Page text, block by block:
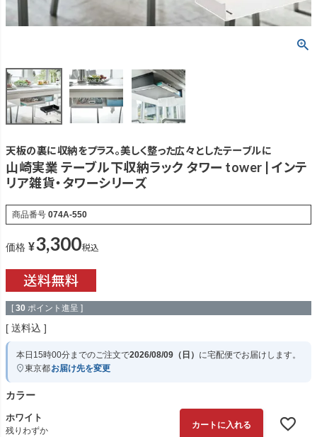
天板の裏に収納をプラス。美しく整った広々としたテーブルに
山崎実業 テーブル下収納ラック タワー tower | インテ
リア雑貨・タワーシリーズ
商品番号 074A-550
価格 ¥3,300税込
[ 30 ポイント進呈 ]
送料込
本日 15時00分までのご注文で2026/08/09（日） に宅配便でお届けします。
東京都お届け先を変更
カラー
ホワイト
残りわずか
カートに入れる